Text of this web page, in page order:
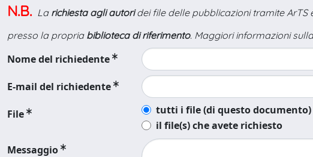
N.B. La richiesta agli autoridei file delle pubblicazioni tramite ArTS
presso la propria biblioteca di riferimento. Maggiori informazioni
Nome del richiedente
E-mail del richiedente
File
tutti i file (di questo
il file(s) che avete richiesto
Messaggio